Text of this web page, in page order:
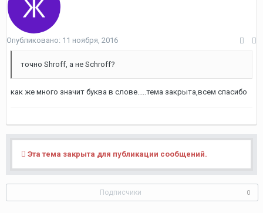
Опубликовано: 11 ноября, 2016
точно Shroff, а не Schroff?
как же много значит буква в слове.....тема закрыта,всем спасибо
Эта тема закрыта для публикации сообщений.
Подписчики 0